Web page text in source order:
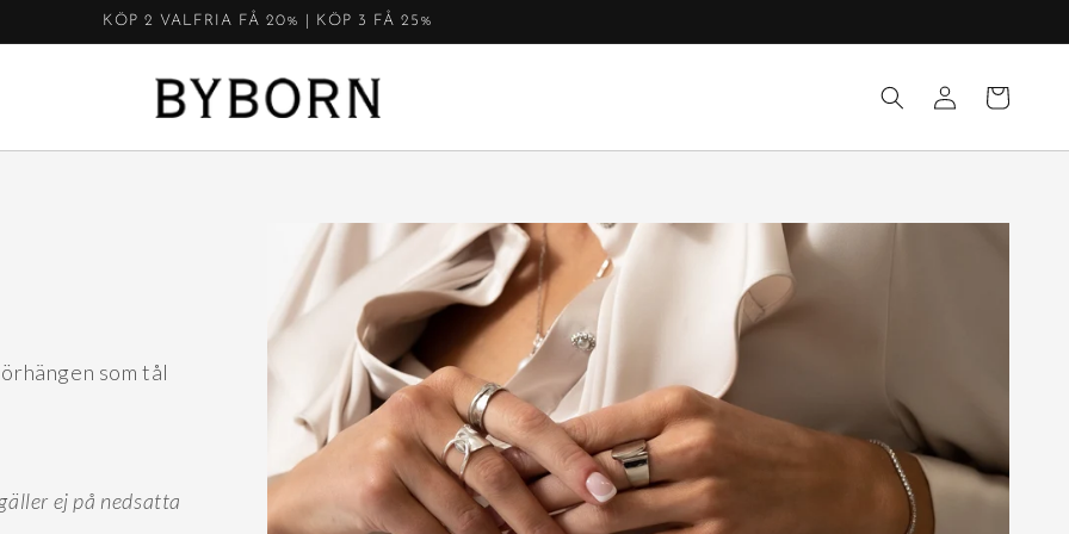
FRI FRAKT PÅ ORDRAR ÖVER 700 KR
Logga
in
Varukorg
som tål
ej på nedsatta